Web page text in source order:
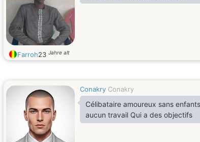
Farroh23 Jahre alt
Conakry Conakry
Célibataire amoureux sans
aucun travail Qui a des objectifs